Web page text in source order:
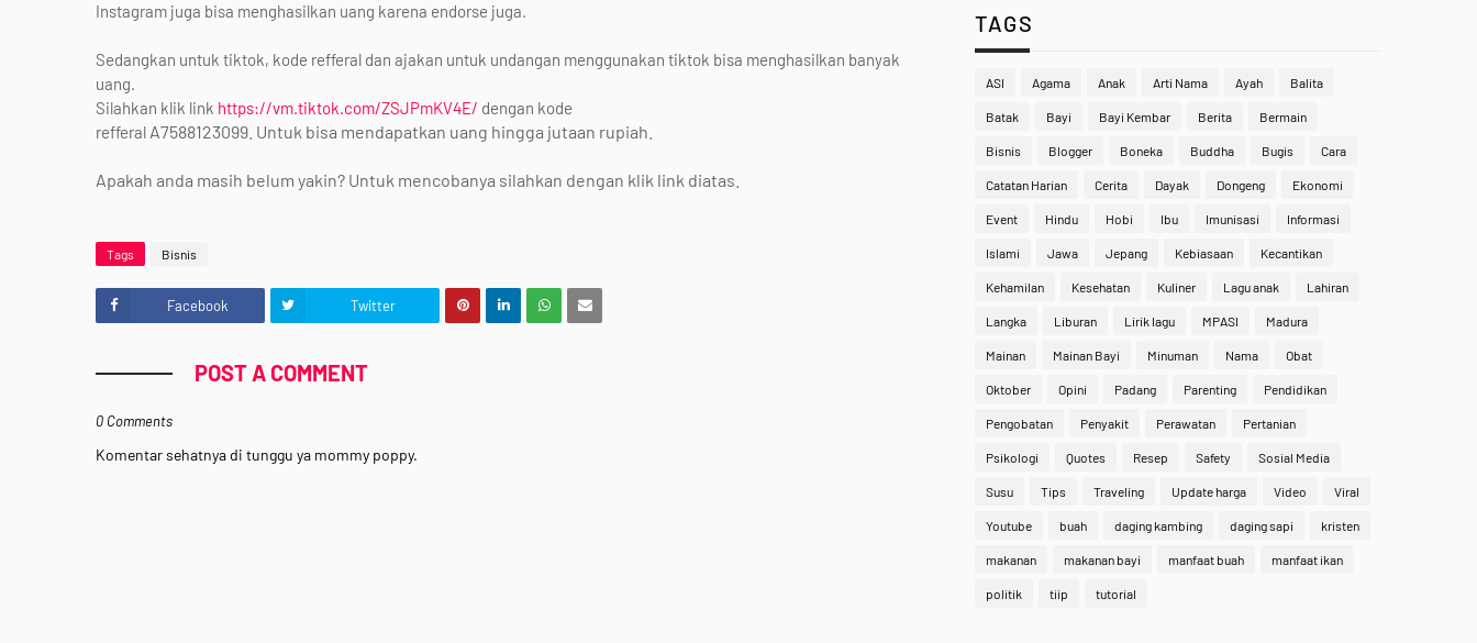
Instagram juga bisa menghasilkan uang karena endorse juga.
Sedangkan untuk tiktok, kode refferal dan ajakan untuk undangan menggunakan tiktok bisa menghasilkan banyak
uang.
Silahkan klik link https://vm.tiktok.com/ZSJPmKV4E/ dengan kode
refferal A7588123099. Untuk bisa mendapatkan uang hingga jutaan rupiah.
Apakah anda masih belum yakin? Untuk mencobanya silahkan dengan klik link diatas.
Tags Bisnis
Facebook Twitter
POST A COMMENT
0 Comments
Komentar sehatnya di tunggu ya mommy poppy.
TAGS
ASI Agama Anak Arti Nama Ayah Balita
Batak Bayi Bayi Kembar Berita Bermain
Bisnis Blogger Boneka Buddha Bugis Cara
Catatan Harian Cerita Dayak Dongeng Ekonomi
Event Hindu Hobi Ibu Imunisasi Informasi
Islami Jawa Jepang Kebiasaan Kecantikan
Kehamilan Kesehatan Kuliner Lagu anak Lahiran
Langka Liburan Lirik lagu MPASI Madura
Mainan Mainan Bayi Minuman Nama Obat
Oktober Opini Padang Parenting Pendidikan
Pengobatan Penyakit Perawatan Pertanian
Psikologi Quotes Resep Safety Sosial Media
Susu Tips Traveling Update harga Video Viral
Youtube buah daging kambing daging sapi kristen
makanan makanan bayi manfaat buah manfaat ikan
politik tiip tutorial